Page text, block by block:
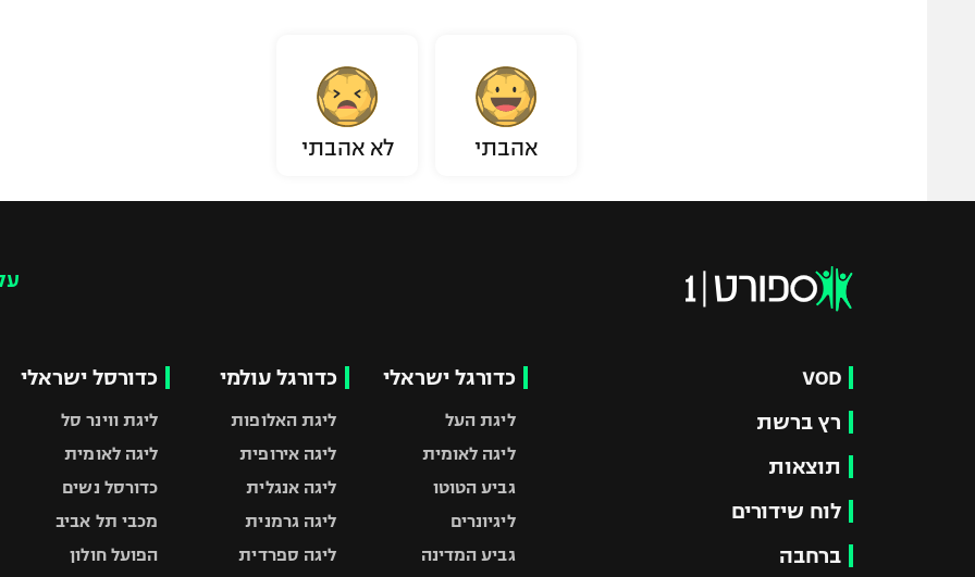
אהבתי לא אהבתי
VOD
רץ ברשת
תוצאות
לוח שידורים
ברחבה
כדורגל ישראלי
ליגת העל
ליגה לאומית
גביע הטוטו
ליגיונרים
גביע המדינה
כדורגל עולמי
ליגת האלופות
ליגה אירופית
ליגה אנגלית
ליגה גרמנית
ליגה ספרדית
כדורסל ישראלי
ליגת ווינר סל
ליגה לאומית
כדורסל נשים
מכבי תל אביב
הפועל חולון